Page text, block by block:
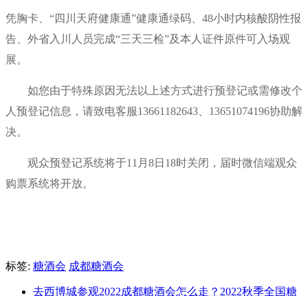
凭胸卡、“四川天府健康通”健康通绿码、48小时内核酸阴性报
告、外省入川人员完成“三天三检”及本人证件原件可入场观
展。
如您由于特殊原因无法以上述方式进行预登记或需修改个
人预登记信息，请致电客服13661182643、13651074196协助解
决。
观众预登记系统将于11月8日18时关闭，届时微信端观众
购票系统将开放。
标签: 糖酒会 成都糖酒会
去西博城参观2022成都糖酒会怎么走？2022秋季全国糖